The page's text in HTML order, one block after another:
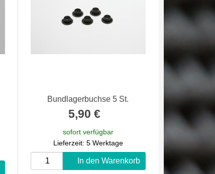
Bundlagerbuchse 5 St.
5,90 €
sofort verfügbar
Lieferzeit: 5 Werktage
In den Warenkorb